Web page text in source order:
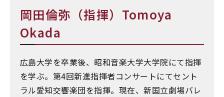
岡田倫弥（指揮）Tomoya
Okada
広島大学を卒業後、昭和音楽大学大学院にて指揮
を学ぶ。第4回新進指揮者コンサートにてセント
ラル愛知交響楽団を指揮。現在、新国立劇場バレ